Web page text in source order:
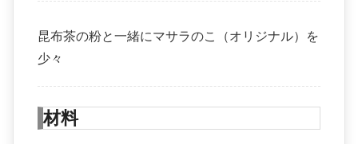
昆布茶の粉と一緒にマサラのこ（オリジナル）を
少々
材料